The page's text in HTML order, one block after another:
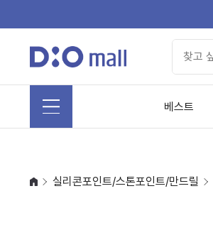
베스트
실리콘포인트/스톤포인트/만드릴